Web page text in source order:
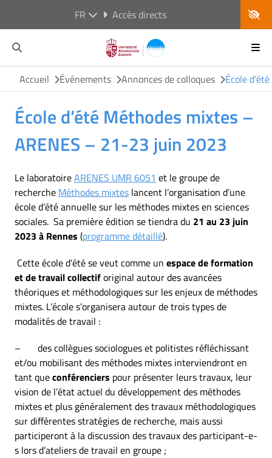
FR Accès directs
Accueil Événements Annonces de colloques École
École d’été Méthodes mixtes –
ARENES – 21-23 juin 2023
Le laboratoireARENES UMR 6051 et le groupe de
recherche Méthodes mixtes lancent l’organisation d’une
école d’été annuelle sur les méthodes mixtes en sciences
sociales. Sa première édition se tiendra du 21 au 23 juin
2023 à Rennes (programme détaillé).
Cette école d’été se veut comme un espace de formation
et de travail collectiforiginal autour des avancées
théoriques et méthodologiques sur les enjeux de méthodes
mixtes. L’école s’organisera autour de trois types de
modalités de travail :
– des collègues sociologues et politistes réfléchissant
et/ou mobilisant des méthodes mixtes interviendront en
tant queconférenciers pour présenter leurs travaux, leur
vision de l’état actuel du développement des méthodes
mixtes et plus généralement des travaux méthodologiques
sur différentes stratégies de recherche, mais aussi
participeront à la discussion des travaux des participant-e-
s lors d’ateliers de travail en groupe ;